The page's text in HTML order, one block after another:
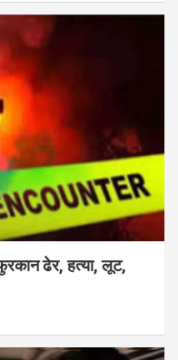
ढेर, हत्या, लूट,